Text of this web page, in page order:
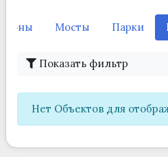
Мосты Парки
Показать фильтр
Нет Объектов для